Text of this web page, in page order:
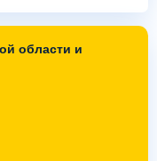
области и